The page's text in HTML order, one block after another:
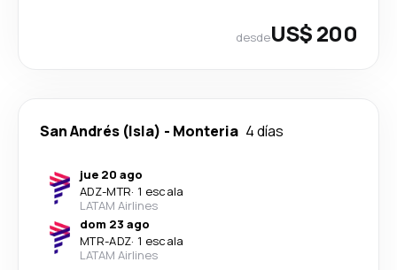
desdeUS$ 200
San Andrés (Isla) - Monteria 4 días
jue 20 ago
ADZ-MTR· 1 escala
LATAM Airlines
dom 23 ago
MTR-ADZ· 1 escala
LATAM Airlines